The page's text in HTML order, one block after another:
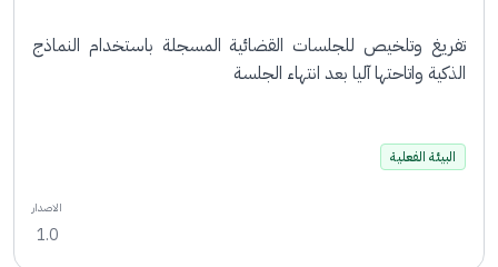
تفريغ وتلخيص للجلسات القضائية المسجلة باستخدام النماذج
الذكية واتاحتها آليا بعد انتهاء الجلسة
البيئة الفعلية
الاصدار
1.0